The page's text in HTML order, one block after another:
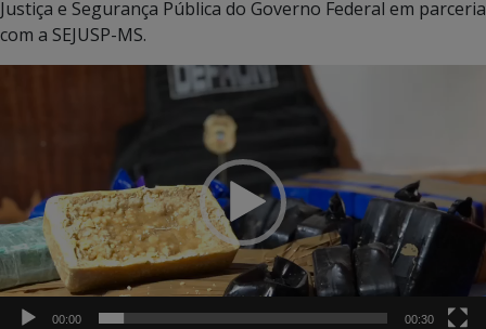
Justiça e Segurança Pública do Governo Federal em parceria
com a SEJUSP-MS.
00:00 00:30